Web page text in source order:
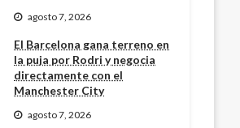
agosto 7, 2026
El Barcelona gana terreno en
la puja por Rodri y negocia
directamente con el
Manchester City
agosto 7, 2026